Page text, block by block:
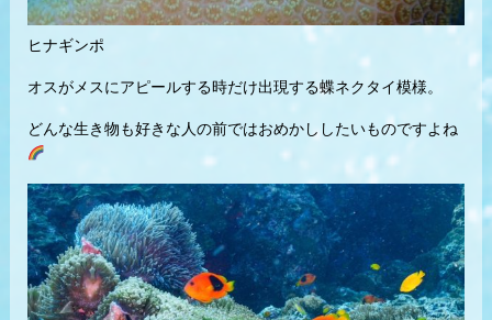
ヒナギンポ
オスがメスにアピールする時だけ出現する蝶ネクタイ模様。
どんな生き物も好きな人の前ではおめかししたいものですよね